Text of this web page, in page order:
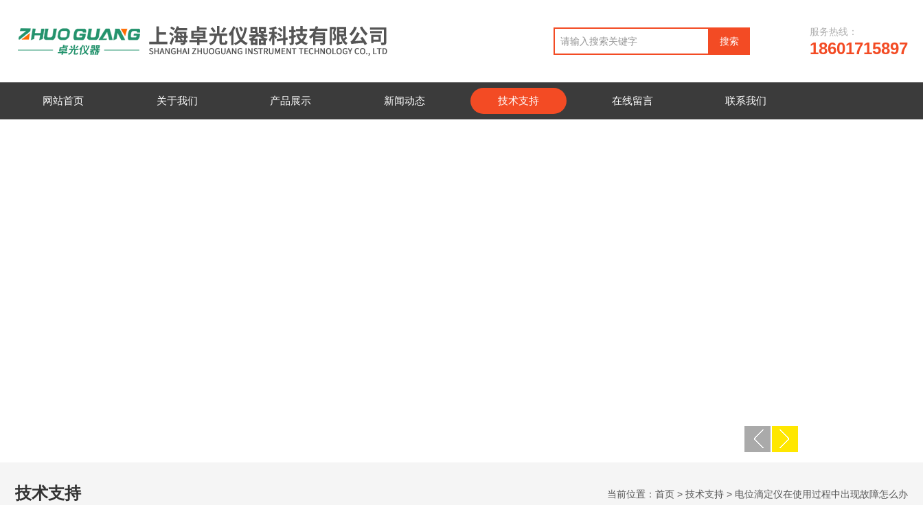
18601715897
服务热线：
网站首页 关于我们 产品展示 新闻动态 技术支持 在线留言 联系我们
技术支持 当前位置： 首页 > 技术支持 > 电位滴定仪在使用过程中出现故障怎么办